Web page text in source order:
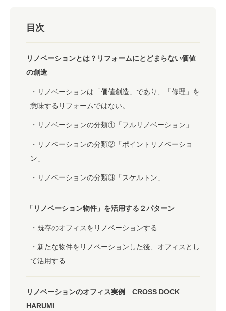
目次
リノベーションとは？リフォームにとどまらない価値
の創造
リノベーションは「価値創造」であり、「修理」を
意味するリフォームではない。
リノベーションの分類①「フルリノベーション」
リノベーションの分類②「ポイントリノベーショ
ン」
リノベーションの分類③「スケルトン」
「リノベーション物件」を活用する２パターン
既存のオフィスをリノベーションする
新たな物件をリノベーションした後、オフィスとし
て活用する
リノベーションのオフィス実例 CROSS DOCK
HARUMI